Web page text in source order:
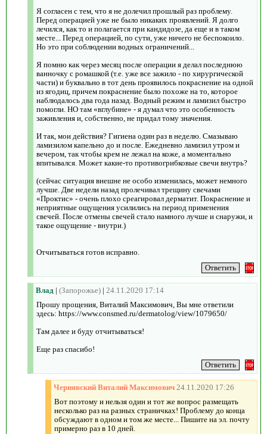
Я согласен с тем, что я не долечил прошлый раз проблему.
Перед операцией уже не было никаких проявлений. Я долго
лечился, как то и полагается при кандидозе, да еще и в таком
месте... Перед операцией, по сути, уже ничего не беспокоило.
Но это при соблюдении водных ограничений...
Я помню как через месяц после операции я делал последнюю
ванночку с ромашкой (т.е. уже все зажило - по хирургической
части) и буквально в тот день проявилось покраснение на одной
из ягодиц, причем покраснение было похоже на то, которое
наблюдалось два года назад. Водный режим и ламизил быстро
помогли. НО там «вглубине» - я думал что это особенность
заживления и, собственно, не придал тому значения.
И так, мои действия? Гигиена один раз в неделю. Смазываю
ламизилом капельно до и после. Ежедневно ламизил утром и
вечером, так чтобы крем не лежал на коже, а моментально
впитывался. Может какие-то противогрибковые свечи внутрь?
(сейчас ситуация внешне не особо изменилась, может немного
лучше. Две недели назад пролечивал трещину свечами
«Проктис» - очень плохо среагировал дерматит. Покраснение и
неприятные ощущения усилились на период применения
свечей. После отмены свечей стало намного лучше и снаружи, и
такое ощущение - внутри.)
Отчитываться готов исправно.
Влад | (Запорожье) | 24.11.2020 17:14
Прошу прощения, Виталий Максимович, Вы мне ответили
здесь: https://www.consmed.ru/dermatolog/view/1079650/
Там далее и буду отчитываться!
Еще раз спасибо!
Чернявский Виталий Максимович 24.11.2020 17:26
Вот поэтому и нельзя один и тот же вопрос размещать
несколько раз на разных страничках! Проблему до конца
обсуждают в одном и том же месте... Пишите на эл. почту
примерно раз в 10 дней.